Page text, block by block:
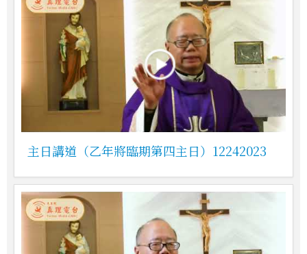
主日講道（乙年將臨期第四主日）12242023